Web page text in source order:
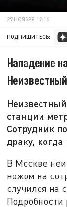
29 НОЯБРЯ 19:16
ПОДПИШИТЕСЬ:
Нападение
станции
Сотрудник
драку,
В Москве
ножом на
случился на
Подробности